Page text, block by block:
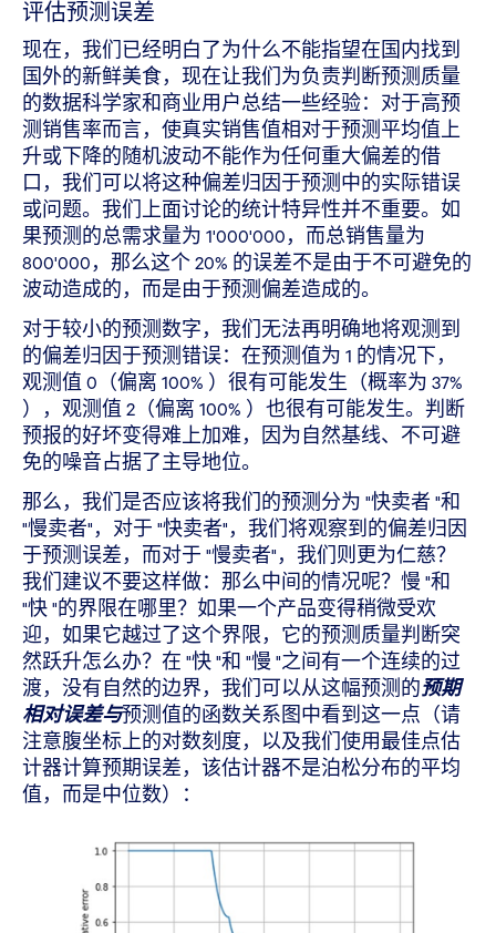
评估预测误差
现在，我们已经明白了为什么不能指望在国内找到
国外的新鲜美食，现在让我们为负责判断预测质量
的数据科学家和商业用户总结一些经验：对于高预
测销售率而言，使真实销售值相对于预测平均值上
升或下降的随机波动不能作为任何重大偏差的借
口，我们可以将这种偏差归因于预测中的实际错误
或问题。我们上面讨论的统计特异性并不重要。如
果预测的总需求量为 1'000'000，而总销售量为
800'000，那么这个 20% 的误差不是由于不可避免的
波动造成的，而是由于预测偏差造成的。
对于较小的预测数字，我们无法再明确地将观测到
的偏差归因于预测错误：在预测值为 1 的情况下，
观测值 0（偏离 100% ）很有可能发生（概率为 37%
），观测值 2（偏离 100% ）也很有可能发生。判断
预报的好坏变得难上加难，因为自然基线、不可避
免的噪音占据了主导地位。
那么，我们是否应该将我们的预测分为 "快卖者 "和
"慢卖者"，对于 "快卖者"，我们将观察到的偏差归因
于预测误差，而对于 "慢卖者"，我们则更为仁慈？
我们建议不要这样做：那么中间的情况呢？慢 "和
"快 "的界限在哪里？如果一个产品变得稍微受欢
迎，如果它越过了这个界限，它的预测质量判断突
然跃升怎么办？在 "快 "和 "慢 "之间有一个连续的过
渡，没有自然的边界，我们可以从这幅预测的预期
相对误差与预测值的函数关系图中看到这一点（请
注意腹坐标上的对数刻度，以及我们使用最佳点估
计器计算预期误差，该估计器不是泊松分布的平均
值，而是中位数）：